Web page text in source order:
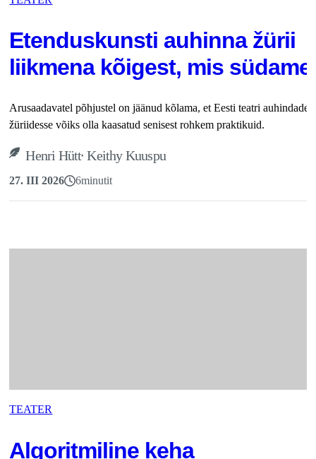
Etenduskunsti auhinna žürii
liikmena kõigest, mis
Arusaadavatel põhjustel on jäänud kõlama, et Eesti teatri auhindade
žüriidesse võiks olla kaasatud senisest rohkem praktikuid.
Henri Hütt, Keithy Kuuspu
27. III 2026 6minutit
TEATER
Algoritmiline keha